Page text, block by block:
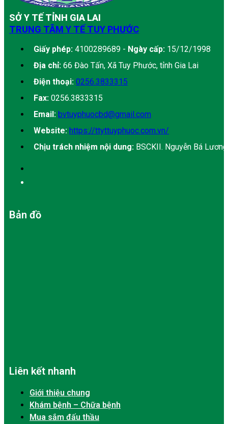
SỞ Y TẾ TỈNH GIA LAI
TRUNG TÂM Y TẾ TUY PHƯỚC
Giấy phép: 4100289689 - Ngày cấp: 15/12/1998
Địa chỉ: 66 Đào Tấn, Xã Tuy Phước, tỉnh Gia Lai
Điện thoại: 0256.3833315
Fax: 0256.3833315
Email: bvtuyphuocbd@gmail.com
Website: https://ttyttuyphuoc.com.vn/
Chịu trách nhiệm nội dung: BSCKII. Nguyễn Bá
Bản đồ
Liên kết nhanh
Giới thiệu chung
Khám bệnh – Chữa bệnh
Mua sắm đấu thầu